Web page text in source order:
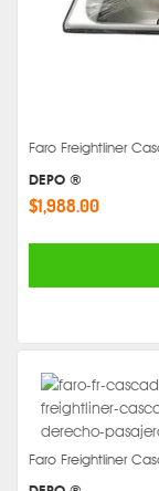
Faro Freightliner
DEPO ®
$1,988.00
Faro Freightliner